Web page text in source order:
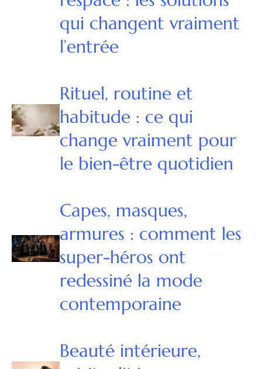
qui changent vraiment
l’entrée
Rituel, routine et
habitude : ce qui
change vraiment pour
le bien-être quotidien
Capes, masques,
armures : comment les
super-héros ont
redessiné la mode
contemporaine
Beauté intérieure,